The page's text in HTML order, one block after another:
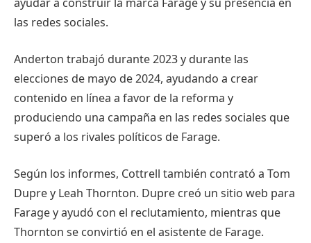
las redes sociales.
Anderton trabajó durante 2023 y durante las
elecciones de mayo de 2024, ayudando a crear
contenido en línea a favor de la reforma y
produciendo una campaña en las redes sociales que
superó a los rivales políticos de Farage.
Según los informes, Cottrell también contrató a Tom
Dupre y Leah Thornton. Dupre creó un sitio web para
Farage y ayudó con el reclutamiento, mientras que
Thornton se convirtió en el asistente de Farage.